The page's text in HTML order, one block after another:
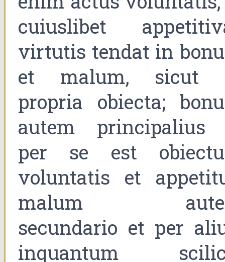
cuiuslibet
virtutis tendat in
et malum, sicut
propria obiecta;
autem principalius
per se est
voluntatis et
malum
secundario et per
inquantum